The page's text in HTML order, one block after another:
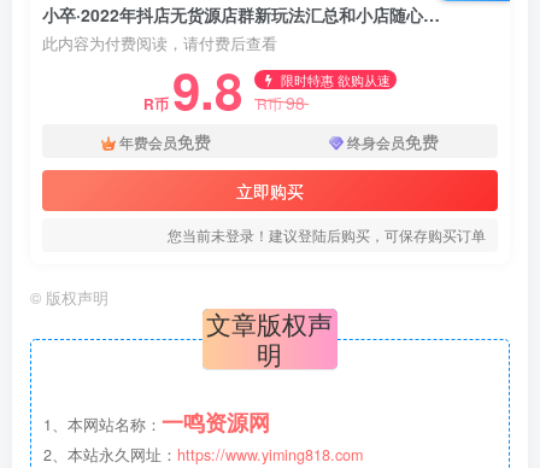
小卒·2022年抖店无货源店群新玩法汇总和小店随心推起店技术
此内容为付费阅读，请付费后查看
R币 9.8 限时特惠 欲购从速
R币98
年费会员免费 终身会员免费
立即购买
您当前未登录！建议登陆后购买，可保存购买订单
© 版权声明
文章版权声
明
1、本网站名称： 一鸣资源网
2、本站永久网址： https://www.yiming818.com